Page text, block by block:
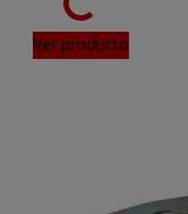
Ver producto